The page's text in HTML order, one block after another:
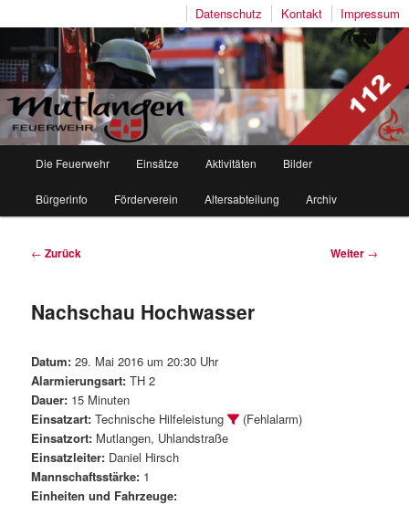
Impressum
Kontakt
Datenschutz
Freiwillige Feuerwehr Mutlangen
Zum
Inhalt
Zum
sekundären
Die Feuerwehr Einsätze Aktivitäten Bilder
Bürgerinfo Förderverein Altersabteilung Archiv
Beitragsnavigation
← Zurück Weiter →
Nachschau Hochwasser
Datum: 29. Mai 2016 um 20:30 Uhr
Alarmierungsart: TH 2
Dauer: 15 Minuten
Einsatzart: Technische Hilfeleistung
(Fehlalarm)
Einsatzort: Mutlangen, Uhlandstraße
Einsatzleiter: Daniel Hirsch
Mannschaftsstärke: 1
Einheiten und Fahrzeuge: